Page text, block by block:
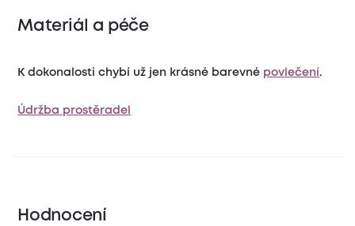
Materiál a péče
K dokonalosti chybí už jen krásné barevné povlečení .
Údržba prostěradel
Hodnocení